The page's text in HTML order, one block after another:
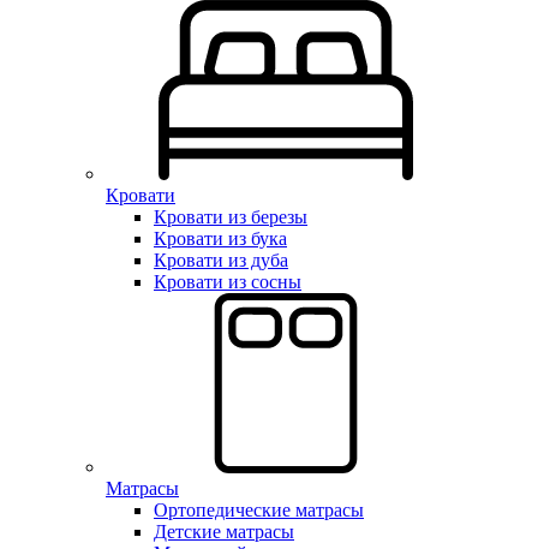
Кровати
Кровати из березы
Кровати из бука
Кровати из дуба
Кровати из сосны
Матрасы
Ортопедические матрасы
Детские матрасы